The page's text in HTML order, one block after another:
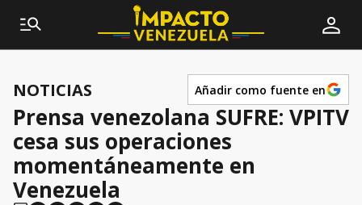
NOTICIAS Añadir como fuente en
Prensa venezolana SUFRE: VPITV
cesa sus operaciones
momentáneamente en
Venezuela